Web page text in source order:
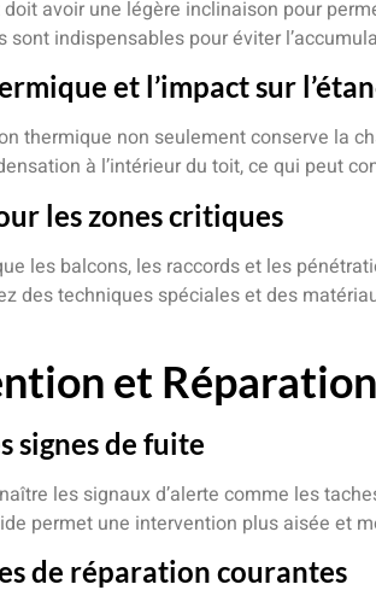
avoir une légère inclinaison pour
indispensables pour éviter
et l’impact sur
thermique non seulement conserve la
à l’intérieur du toit, ce qui peut
les zones critiques
les balcons, les raccords et les
des techniques spéciales et des
et Réparation
signes de fuite
les signaux d’alerte comme les
permet une intervention plus aisée et
de réparation courantes